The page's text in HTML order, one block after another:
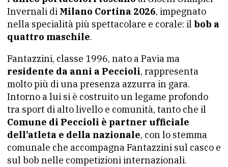
Invernali di Milano Cortina 2026, impegnato
nella specialità più spettacolare e corale: il bob a
quattro maschile.
Fantazzini, classe 1996, nato a Pavia ma
residente da anni a Peccioli, rappresenta
molto più di una presenza azzurra in gara.
Intorno a lui si è costruito un legame profondo
tra sport di alto livello e comunità, tanto che il
Comune di Peccioli è partner ufficiale
dell’atleta e della nazionale, con lo stemma
comunale che accompagna Fantazzini sul casco e
sul bob nelle competizioni internazionali.